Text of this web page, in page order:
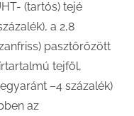
(tartós) tejé
a 2,8
pasztőrözött
tejföl,
–4 százalék)
az